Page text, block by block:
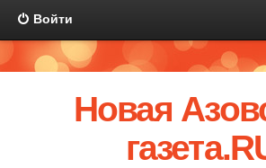
Войти
Новая